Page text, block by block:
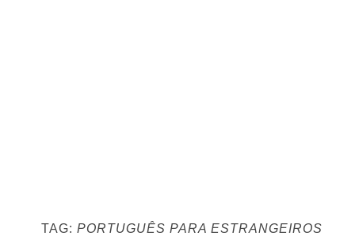
TAG: PORTUGUÊS PARA ESTRANGEIROS